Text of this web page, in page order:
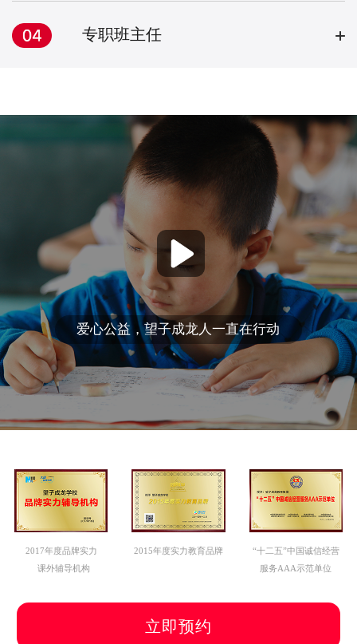
专职班主任
爱心公益，望子成龙人一直在行动
2017年度品牌实力
课外辅导机构
2015年度实力教育品牌
“十二五”中国诚信经营
服务AAA示范单位
立即预约